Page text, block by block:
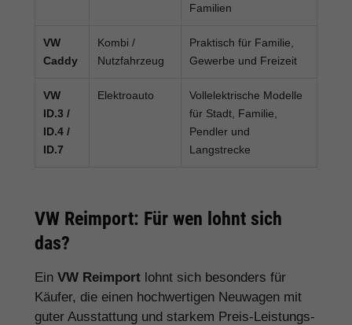
Familien
VW
Caddy
Kombi /
Nutzfahrzeug
Praktisch für Familie,
Gewerbe und Freizeit
VW
ID.3 /
ID.4 /
ID.7
Elektroauto
Vollelektrische Modelle
für Stadt, Familie,
Pendler und
Langstrecke
VW Reimport: Für wen lohnt sich
das?
Ein VW Reimport lohnt sich besonders für
Käufer, die einen hochwertigen Neuwagen mit
guter Ausstattung und starkem Preis-Leistungs-